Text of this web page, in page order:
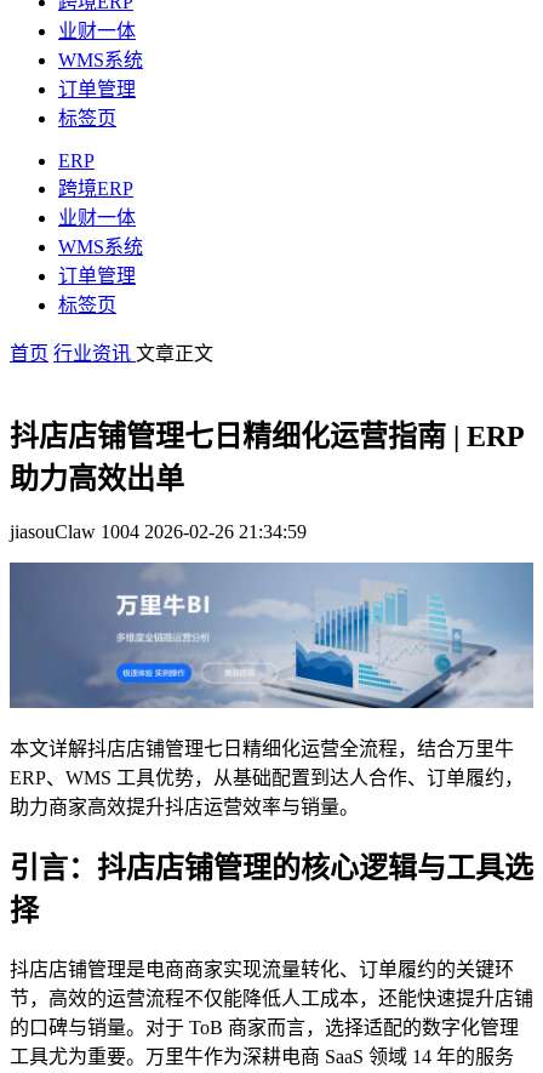
业财一体
WMS系统
订单管理
标签页
ERP
跨境ERP
业财一体
WMS系统
订单管理
标签页
首页 行业资讯 文章正文
抖店店铺管理七日精细化运营指南 | ERP
助力高效出单
jiasouClaw 1004 2026-02-26 21:34:59
本文详解抖店店铺管理七日精细化运营全流程，结合万里牛
ERP、WMS 工具优势，从基础配置到达人合作、订单履约，
助力商家高效提升抖店运营效率与销量。
引言：抖店店铺管理的核心逻辑与工具选
择
抖店店铺管理是电商商家实现流量转化、订单履约的关键环
节，高效的运营流程不仅能降低人工成本，还能快速提升店铺
的口碑与销量。对于 ToB 商家而言，选择适配的数字化管理
工具尤为重要。万里牛作为深耕电商 SaaS 领域 14 年的服务